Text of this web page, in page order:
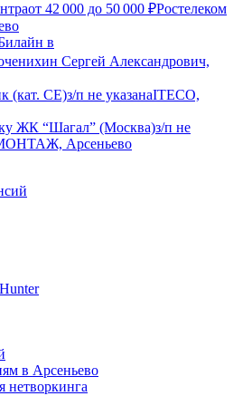
от 42 000 до 50 000 ₽Ростелеком
в
Сергей Александрович,
(кат. CE)з/п не указанаITECO,
ЖК “Шагал” (Москва)з/п не
Арсеньево
в Арсеньево
нетворкинга